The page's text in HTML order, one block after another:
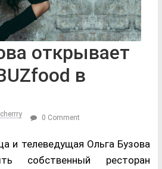
открывает
в
0 Comment
и телеведущая Ольга Бузова
собственный ресторан